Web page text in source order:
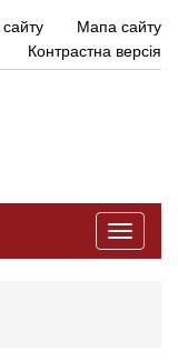
Мапа сайту
Контрастна версія
Toggle